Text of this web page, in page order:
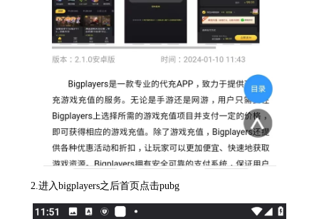
2.进入bigplayers之后首页点击pubg